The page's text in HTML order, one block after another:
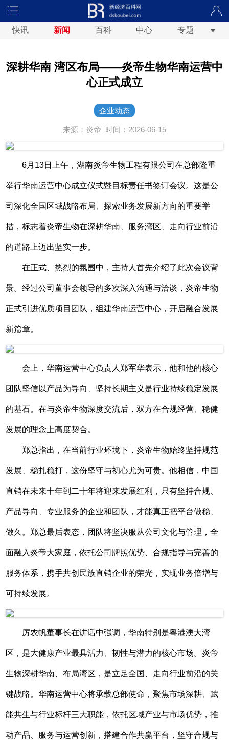
快讯 新闻 百科 中心 专题
深耕华南 湾区布局——炎帝生物华南运营中
心正式成立
企业动态
来源：炎帝 时间：2026-06-15
6月13日上午，湖南炎帝生物工程有限公司在总部隆重
举行华南运营中心成立仪式暨目标责任书签订会议。这是公
司深化全国区域战略布局、探索业务发展新方向的重要举
措，标志着炎帝生物在深耕华南、服务湾区、走向行业前沿
的道路上迈出坚实一步。
在正式、热烈的氛围中，主持人首先介绍了此次会议背
景。经过公司董事会领导的多次深入沟通与洽谈，炎帝生物
正式引进优质项目团队，组建华南运营中心，开启融合发展
新篇章。
会上，华南运营中心负责人郑军华表示，他和他的核心
团队坚信以产品为导向、坚持长期主义是行业持续稳定发展
的基石。在与炎帝生物深度交流后，双方在合规经营、稳健
发展的理念上高度契合。
郑总指出，在当前行业环境下，炎帝生物始终坚持规范
发展、稳扎稳打，这份坚守与初心尤为可贵。他相信，中国
直销在未来十年到二十年将迎来发展红利，只有坚持合规、
产品导向、专业服务的企业和团队，才能真正把平台做稳、
做久。郑总最后表态，团队将坚决服从公司文化与管理，全
面融入炎帝大家庭，依托公司牌照优势、合规指导与完善的
服务体系，携手共创民族直销企业的荣光，实现业务倍增与
可持续发展。
厉农帆董事长在讲话中强调，华南特别是粤港澳大湾
区，是大健康产业最具活力、韧性与潜力的核心市场。炎帝
生物深耕华南、布局湾区，是立足全国、走向行业前沿的关
键战略。华南运营中心将承载总部使命，聚焦市场深耕、赋
能共生与行业标杆三大职能，依托区域产业与市场优势，推
动产品、服务与运营创新，搭建合作共赢平台，坚守合规与